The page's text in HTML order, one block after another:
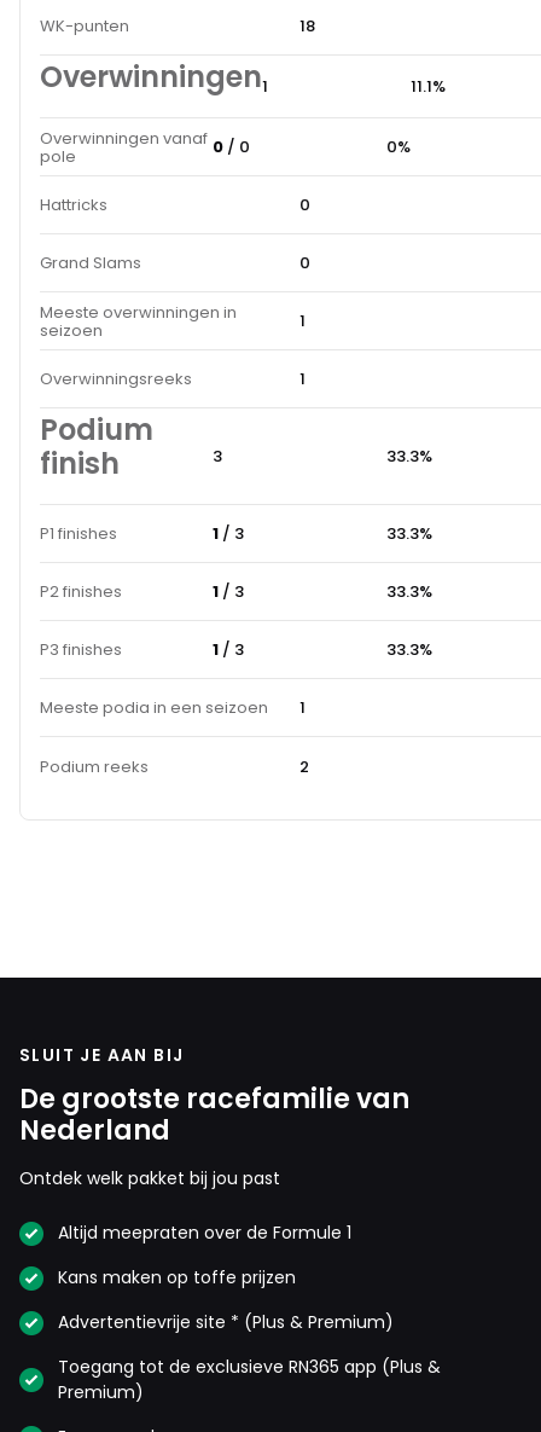
WK-punten 18
Overwinningen1 11.1%
Overwinningen vanaf
pole 0 / 0 0%
Hattricks 0
Grand Slams 0
Meeste overwinningen in
seizoen 1
Overwinningsreeks 1
Podium
finish
3 33.3%
P1 finishes 1 / 3 33.3%
P2 finishes 1 / 3 33.3%
P3 finishes 1 / 3 33.3%
Meeste podia in een seizoen 1
Podium reeks 2
SLUIT JE AAN BIJ
De grootste racefamilie van
Nederland
Ontdek welk pakket bij jou past
Altijd meepraten over de Formule 1
Kans maken op toffe prijzen
Advertentievrije site * (Plus & Premium)
Toegang tot de exclusieve RN365 app (Plus &
Premium)